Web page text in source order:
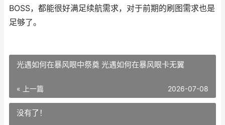
BOSS，都能很好满足续航需求，对于前期的刷图需求也是
足够了。
光遇如何在暴风眼中祭奠 光遇如何在暴风眼卡无翼
« 上一篇 2026-07-08
没有了！